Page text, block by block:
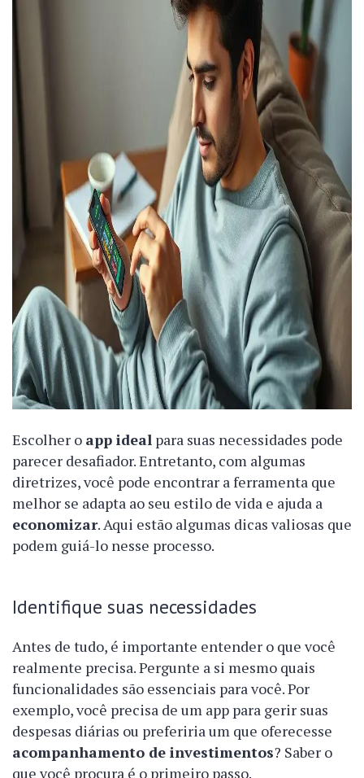
Escolher o app ideal para suas necessidades pode
parecer desafiador. Entretanto, com algumas
diretrizes, você pode encontrar a ferramenta que
melhor se adapta ao seu estilo de vida e ajuda a
economizar. Aqui estão algumas dicas valiosas que
podem guiá-lo nesse processo.
Identifique suas necessidades
Antes de tudo, é importante entender o que você
realmente precisa. Pergunte a si mesmo quais
funcionalidades são essenciais para você. Por
exemplo, você precisa de um app para gerir suas
despesas diárias ou preferiria um que oferecesse
acompanhamento de investimentos? Saber o
que você procura é o primeiro passo.